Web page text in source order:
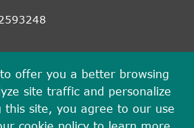
Urheberrecht©
Technologies LimitedAlle Rechte
vorbehalten.
offer you a better browsing
site traffic and personalize
this site, you agree to our use